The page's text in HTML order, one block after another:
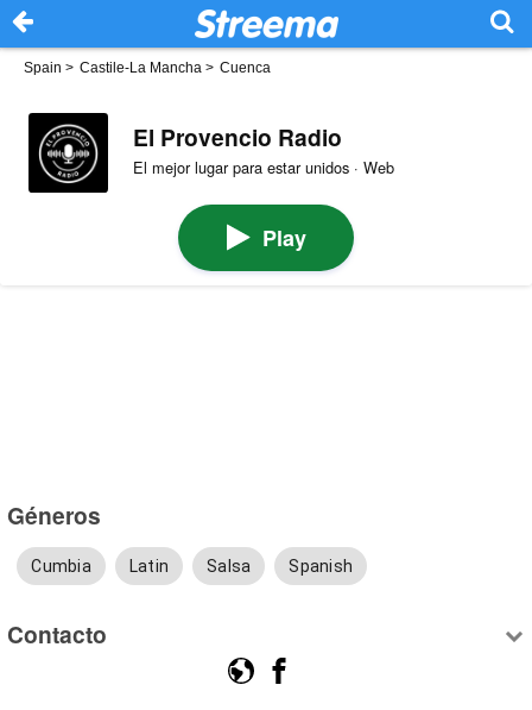
Spain > Castile-La Mancha > Cuenca
El Provencio Radio
El mejor lugar para estar unidos · Web
Play
Géneros
Cumbia Latin Salsa Spanish
Contacto